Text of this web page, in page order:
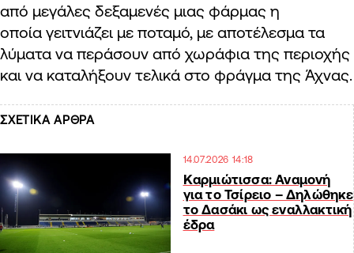
από μεγάλες δεξαμενές μιας φάρμας η
οποία γειτνιάζει με ποταμό, με αποτέλεσμα τα
λύματα να περάσουν από χωράφια της περιοχής
και να καταλήξουν τελικά στο φράγμα της Άχνας.
ΣΧΕΤΙΚΑ ΑΡΘΡΑ
14.07.2026 14:18
Καρμιώτισσα: Αναμονή
για το Τσίρειο – Δηλώθηκε
το Δασάκι ως εναλλακτική
έδρα